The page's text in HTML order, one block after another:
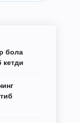
бола